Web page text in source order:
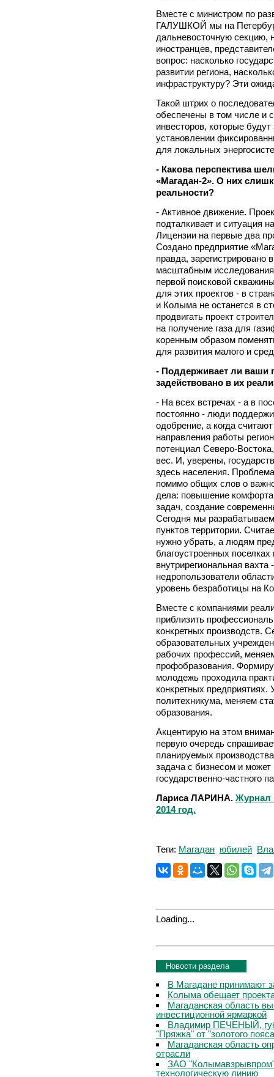
Вместе с министром по
ГАЛУШКОЙ мы на
дальневосточную секцию,
иностранцев,
вопрос: насколько
развитии региона,
инфраструктуру? Эти
Такой штрих о
обеспечены в том числе и
инвесторов, которые
установлении
для локальных
- Какова перспектива
«Магадан-2». О них
реальности?
- Активное движение.
подталкивает и ситуация
Лицензии на первые два
Создано предприятие
правда, зарегистрировано
масштабным
первой поисковой
для этих проектов - в
и Колыма не останется в
продвигать проект
на получение газа для
коренным образом
для развития малого и
- Поддерживает ли ваши
задействовано в их
- На всех встречах - а в
постоянно - люди
одобрение, а когда
направления работы
потенциал Северо-
вес. И, уверены,
здесь населения.
помимо общих слов о
дела: повышение
задач, создание
Сегодня мы
пунктов территории.
нужно убрать, а людям
благоустроенных
внутрирегиональная
недропользователи
уровень безработицы на
Вместе с компаниями
приблизить
конкретных производств.
образовательных
рабочих профессий,
профобразования.
молодежь проходила
конкретных предприятиях.
политехникума, меняем
образования.
Акцентирую на этом
первую очередь
планируемых
задача с бизнесом и
государственно-частного
Лариса ЛАРИНА. Журнал
2014 год.
Теги: Магадан юбилей
Loading...
Новости раздела
В Магадане принимают
Колыма обещает
Магаданская область
инвестиционной ярмаркой
Владимир ПЕЧЕНЫЙ,
"Пряжка" от "золотого
Магаданская область
отрасли
ЗАО
технологическую линию